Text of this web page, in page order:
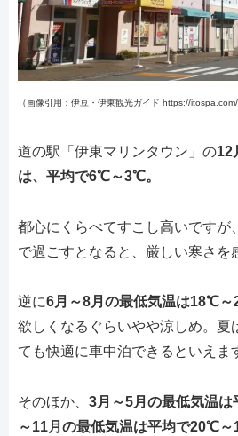
（画像引用：伊豆・伊東観光ガイド https://itospa.com/
道の駅「伊東マリンタウン」の12
は、平均で6℃～3℃。
都心にくらべてすこし高いですが
で過ごすとなると、厳しい寒さを
逆に6月～8月の最低気温は18℃
欲しくなるぐらいやや涼しめ。夏
ても快適に車中泊できるといえま
そのほか、 3月～5月の最低気温
～11月の最低気温は平均で20℃